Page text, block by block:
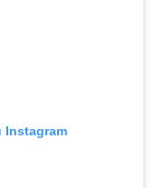
Instagram